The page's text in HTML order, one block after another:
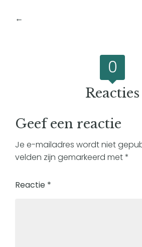
←
0
Reacties
Geef een reactie
Je e-mailadres wordt niet
velden zijn gemarkeerd met*
Reactie *